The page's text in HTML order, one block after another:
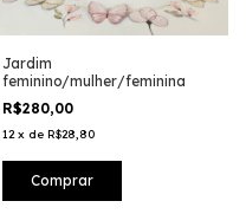
Jardim
feminino/mulher/feminina
R$280,00
12 x de R$28,80